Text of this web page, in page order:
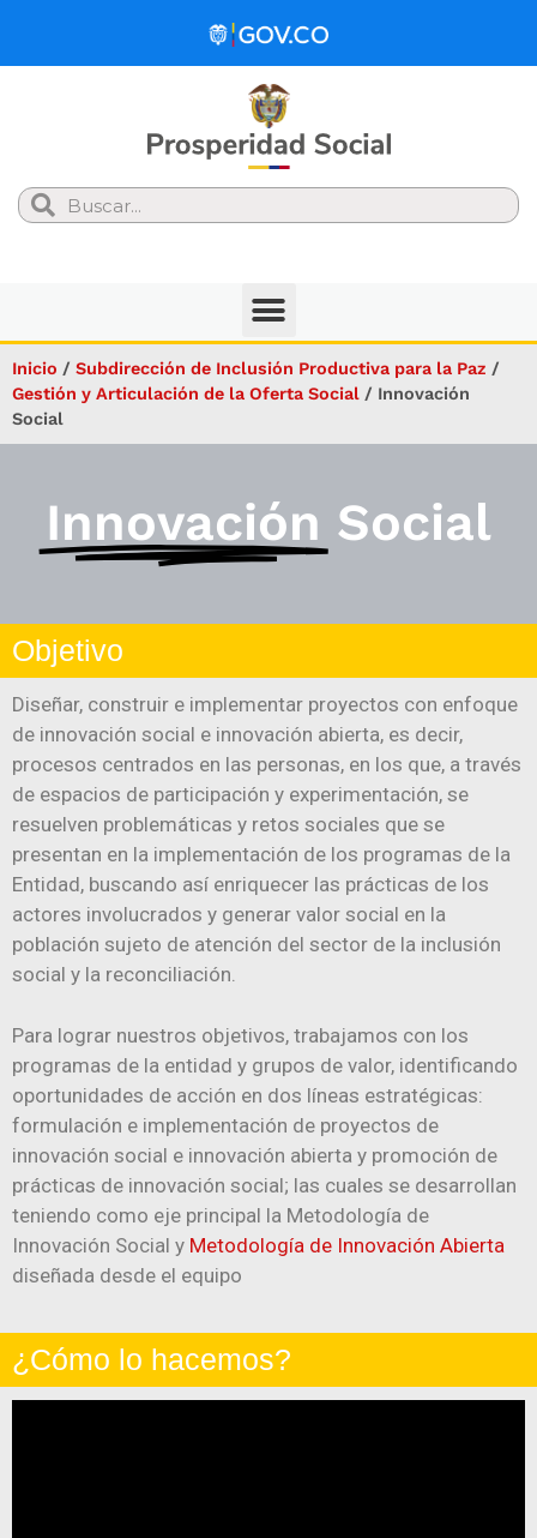
Search
Inicio / Subdirección de Inclusión Productiva para la Paz /
Gestión y Articulación de la Oferta Social​​ / Innovación
Social
Innovación Social
Objetivo
Diseñar, construir e implementar proyectos con enfoque
de innovación social e innovación abierta, es decir,
procesos centrados en las personas, en los que, a través
de espacios de participación y experimentación, se
resuelven problemáticas y retos sociales que se
presentan en la implementación de los programas de la
Entidad, buscando así enriquecer las prácticas de los
actores involucrados y generar valor social en la
población sujeto de atención del sector de la inclusión
social y la reconciliación.
Para lograr nuestros objetivos, trabajamos con los
programas de la entidad y grupos de valor, identificando
oportunidades de acción en dos líneas estratégicas:
formulación e implementación de proyectos de
innovación social e innovación abierta y promoción de
prácticas de innovación social; las cuales se desarrollan
teniendo como eje principal la Metodología de
Innovación Social y Metodología de Innovación Abierta
diseñada desde el equipo
¿Cómo lo hacemos?